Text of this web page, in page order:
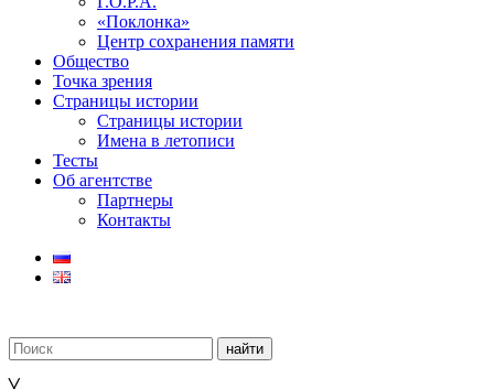
«Поклонка»
Центр сохранения памяти
Общество
Точка зрения
Страницы истории
Страницы истории
Имена в летописи
Тесты
Об агентстве
Партнеры
Контакты